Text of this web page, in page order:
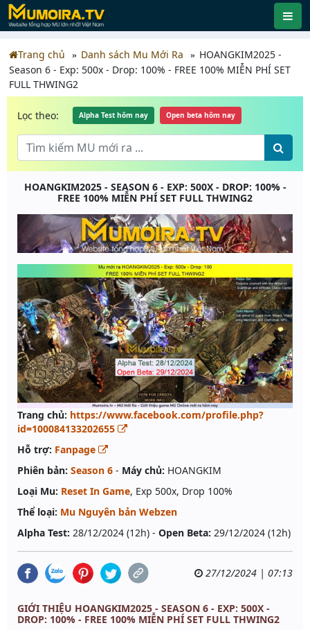
Trang chủ Danh sách Mu Mới Ra
HOANGKIM2025 -
Season 6 - Exp: 500x - Drop: 100% - FREE 100% MIỄN PHÍ SET
FULL THWING2
Lọc theo: Alpha Test hôm nay Open beta hôm nay
HOANGKIM2025 - SEASON 6 - EXP: 500X - DROP: 100% -
FREE 100% MIỄN PHÍ SET FULL THWING2
Trang chủ: https://www.facebook.com/profile.php?
id=100084133202655
Hỗ trợ: Fanpage
Phiên bản: Season 6 - Máy chủ: HOANGKIM
Loại Mu: Reset In Game, Exp 500x, Drop 100%
Thể loại: Mu Nguyên bản Webzen
Alpha Test: 28/12/2024 (12h) - Open Beta: 29/12/2024 (12h)
27/12/2024 | 07:13
GIỚI THIỆU HOANGKIM2025 - SEASON 6 - EXP: 500X -
DROP: 100% - FREE 100% MIỄN PHÍ SET FULL THWING2